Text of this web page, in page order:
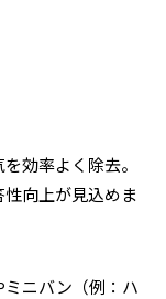
効率よく除去。
向上が見込めま
ニバン（例：ハ